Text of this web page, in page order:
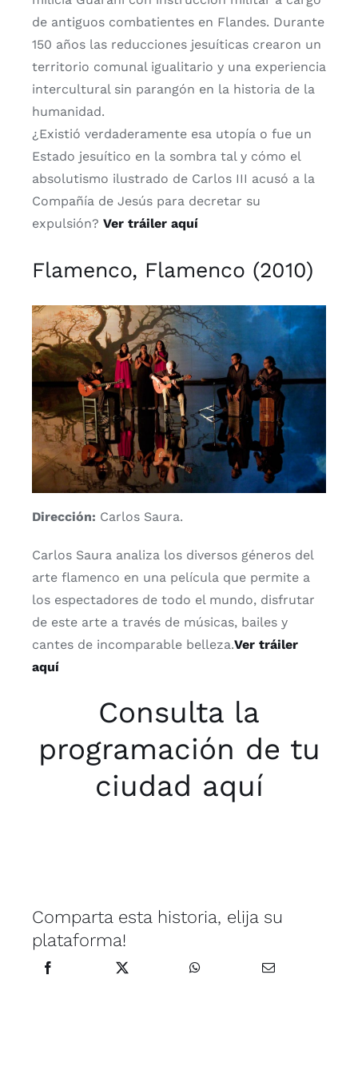
de antiguos combatientes en Flandes. Durante
150 años las reducciones jesuíticas crearon un
territorio comunal igualitario y una experiencia
intercultural sin parangón en la historia de la
humanidad.
¿Existió verdaderamente esa utopía o fue un
Estado jesuítico en la sombra tal y cómo el
absolutismo ilustrado de Carlos III acusó a la
Compañía de Jesús para decretar su
expulsión? Ver tráiler aquí
Flamenco, Flamenco (2010)
Dirección: Carlos Saura.
Carlos Saura analiza los diversos géneros del
arte flamenco en una película que permite a
los espectadores de todo el mundo, disfrutar
de este arte a través de músicas, bailes y
cantes de incomparable belleza.Ver tráiler
aquí
Consulta la
programación de tu
ciudad aquí
Comparta esta historia, elija su
plataforma!